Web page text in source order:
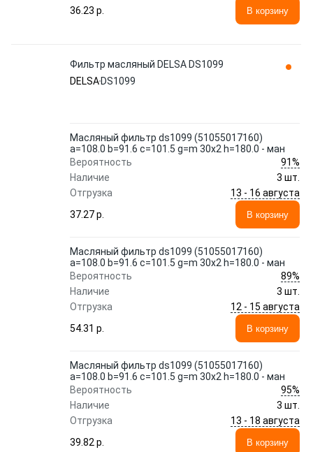
36.23 p.
В корзину
Фильтр масляный DELSA DS1099
DELSA DS1099
Масляный фильтр ds1099 (51055017160)
a=108.0 b=91.6 c=101.5 g=m 30x2 h=180.0 - ман
Вероятность
91%
Наличие
3 шт.
Отгрузка
13 - 16 августа
37.27 p.
В корзину
Масляный фильтр ds1099 (51055017160)
a=108.0 b=91.6 c=101.5 g=m 30x2 h=180.0 - ман
Вероятность
89%
Наличие
3 шт.
Отгрузка
12 - 15 августа
54.31 p.
В корзину
Масляный фильтр ds1099 (51055017160)
a=108.0 b=91.6 c=101.5 g=m 30x2 h=180.0 - ман
Вероятность
95%
Наличие
3 шт.
Отгрузка
13 - 18 августа
39.82 p.
В корзину